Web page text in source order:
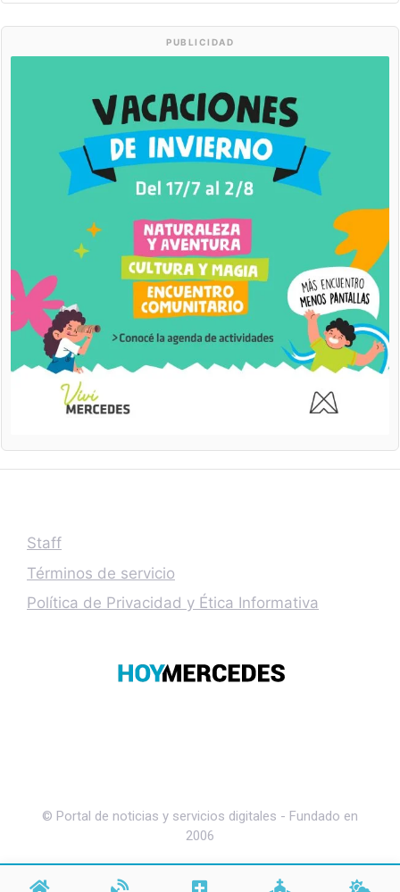
PUBLICIDAD
Staff
Términos de servicio
Política de Privacidad y Ética Informativa
© Portal de noticias y servicios digitales - Fundado en
2006